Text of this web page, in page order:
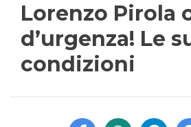
Lorenzo Pirola
d’urgenza! Le
condizioni